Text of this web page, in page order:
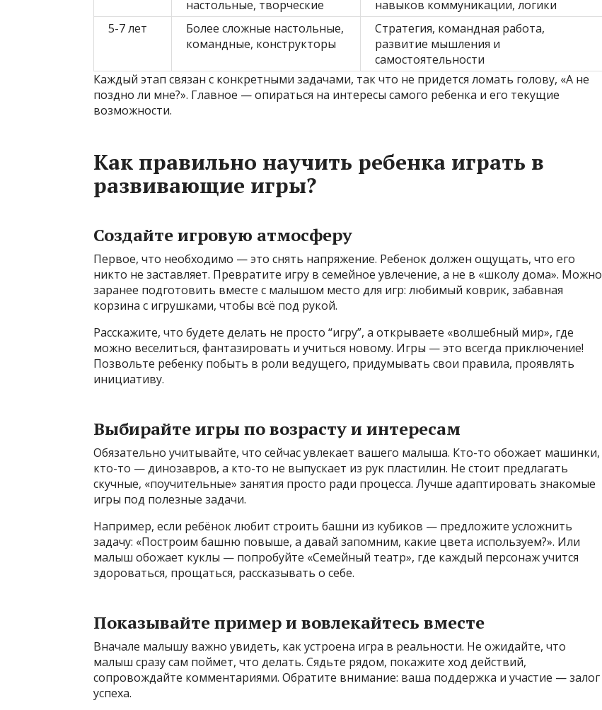
настольные, творческие
навыков коммуникации, логики
5-7 лет
Более сложные настольные,
командные, конструкторы
Стратегия, командная работа,
развитие мышления и
самостоятельности
Каждый этап связан с конкретными задачами, так что не придется ломать голову, «А не
поздно ли мне?». Главное — опираться на интересы самого ребенка и его текущие
возможности.
Как правильно научить ребенка играть в
развивающие игры?
Создайте игровую атмосферу
Первое, что необходимо — это снять напряжение. Ребенок должен ощущать, что его
никто не заставляет. Превратите игру в семейное увлечение, а не в «школу дома». Можно
заранее подготовить вместе с малышом место для игр: любимый коврик, забавная
корзина с игрушками, чтобы всё под рукой.
Расскажите, что будете делать не просто “игру”, а открываете «волшебный мир», где
можно веселиться, фантазировать и учиться новому. Игры — это всегда приключение!
Позвольте ребенку побыть в роли ведущего, придумывать свои правила, проявлять
инициативу.
Выбирайте игры по возрасту и интересам
Обязательно учитывайте, что сейчас увлекает вашего малыша. Кто-то обожает машинки,
кто-то — динозавров, а кто-то не выпускает из рук пластилин. Не стоит предлагать
скучные, «поучительные» занятия просто ради процесса. Лучше адаптировать знакомые
игры под полезные задачи.
Например, если ребёнок любит строить башни из кубиков — предложите усложнить
задачу: «Построим башню повыше, а давай запомним, какие цвета используем?». Или
малыш обожает куклы — попробуйте «Семейный театр», где каждый персонаж учится
здороваться, прощаться, рассказывать о себе.
Показывайте пример и вовлекайтесь вместе
Вначале малышу важно увидеть, как устроена игра в реальности. Не ожидайте, что
малыш сразу сам поймет, что делать. Сядьте рядом, покажите ход действий,
сопровождайте комментариями. Обратите внимание: ваша поддержка и участие — залог
успеха.